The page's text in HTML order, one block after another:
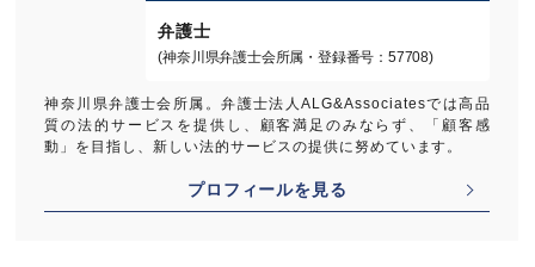
労働審判を起こされる場合の想定される争点
労働審判に対応するうえでの初動対応の重要性
在籍したまま残業代を請求された場合の対応
労働審判制度の概要
弁護士
(神奈川県弁護士会所属・登録番号：57708)
神奈川県弁護士会所属。弁護士法人ALG&Associatesでは高品
質の法的サービスを提供し、顧客満足のみならず、「顧客感
動」を目指し、新しい法的サービスの提供に努めています。
プロフィールを見る